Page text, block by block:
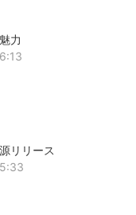
力
リリース